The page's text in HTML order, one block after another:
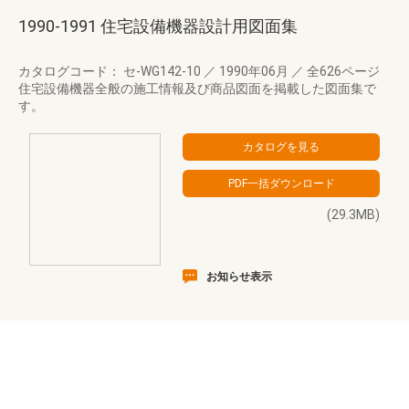
1990-1991 住宅設備機器設計用図面集
カタログコード： セ-WG142-10 ／ 1990年06月 ／ 全626ページ
住宅設備機器全般の施工情報及び商品図面を掲載した図面集で
す。
(29.3MB)
お知らせ表示